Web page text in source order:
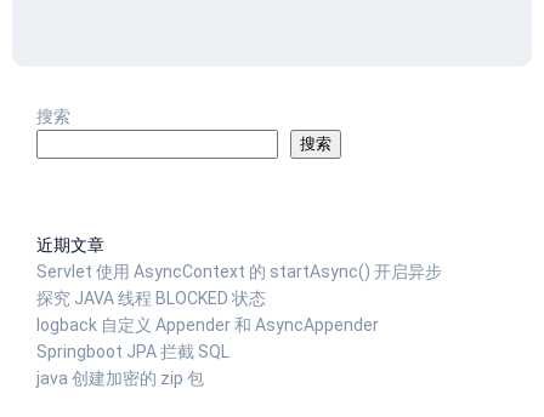
搜索
搜索
近期文章
Servlet 使用 AsyncContext 的 startAsync() 开启异步
探究 JAVA 线程 BLOCKED 状态
logback 自定义 Appender 和 AsyncAppender
Springboot JPA 拦截 SQL
java 创建加密的 zip 包